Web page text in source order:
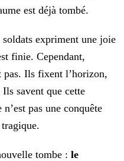
est déjà tombé.
soldats expriment une joie
finie. Cependant,
pas. Ils fixent l’horizon,
savent que cette
pas une conquête
tombe : le